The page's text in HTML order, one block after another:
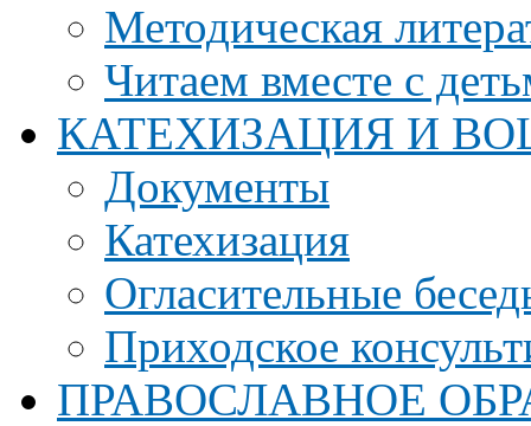
Методическая
Читаем вместе с
КАТЕХИЗАЦИЯ И
Документы
Катехизация
Огласительные
Приходское
ПРАВОСЛАВНОЕ